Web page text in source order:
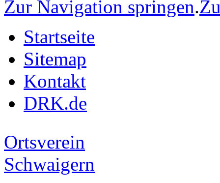
Zur Navigation springen.
Startseite
Sitemap
Kontakt
DRK.de
Ortsverein
Schwaigern